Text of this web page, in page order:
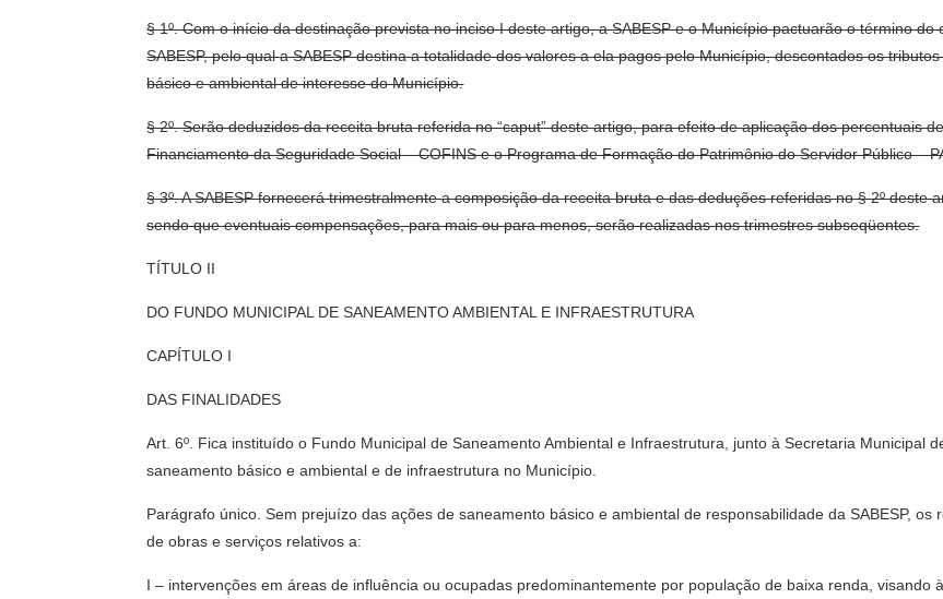
§ 1º. Com o início da destinação prevista no inciso I deste artigo, a SABESP e o Município pactuarão o término
SABESP, pelo qual a SABESP destina a totalidade dos valores a ela pagos pelo Município, descontados os
básico e ambiental de interesse do Município.
§ 2º. Serão deduzidos da receita bruta referida no “caput” deste artigo, para efeito de aplicação dos percentuais
Financiamento da Seguridade Social – COFINS e o Programa de Formação do Patrimônio do Servidor Público –
§ 3º. A SABESP fornecerá trimestralmente a composição da receita bruta e das deduções referidas no § 2º
sendo que eventuais compensações, para mais ou para menos, serão realizadas nos trimestres subseqüentes.
TÍTULO II
DO FUNDO MUNICIPAL DE SANEAMENTO AMBIENTAL E INFRAESTRUTURA
CAPÍTULO I
DAS FINALIDADES
Art. 6º. Fica instituído o Fundo Municipal de Saneamento Ambiental e Infraestrutura, junto à Secretaria Municipal
saneamento básico e ambiental e de infraestrutura no Município.
Parágrafo único. Sem prejuízo das ações de saneamento básico e ambiental de responsabilidade da SABESP,
de obras e serviços relativos a:
I – intervenções em áreas de influência ou ocupadas predominantemente por população de baixa renda, visando